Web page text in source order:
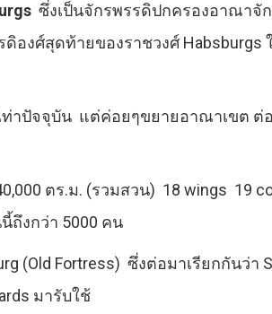
ซึ่งเป็นจักรพรรดิปกครองอาณาจั
องศ์สุดท้ายของราชวงศ์ Habsburgs
าปัจจุบัน แต่ค่อยๆขยายอาณาเขต ต่
ตร.ม. (รวมสวน) 18 wings 19
ถึงกว่า 5000 คน
(Old Fortress) ซึ่งต่อมาเรียกกันว่า
มารับใช้